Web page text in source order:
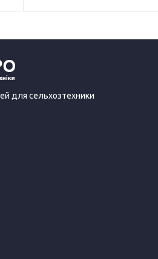
для сельхозтехники